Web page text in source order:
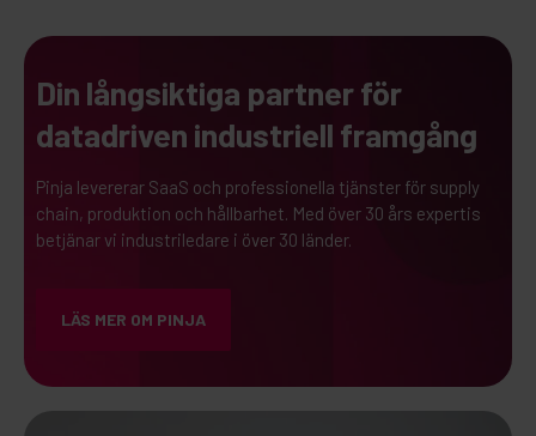
Din långsiktiga partner för
datadriven industriell framgång
Pinja levererar SaaS och professionella tjänster för supply
chain, produktion och hållbarhet. Med över 30 års expertis
betjänar vi industriledare i över 30 länder.
LÄS MER OM PINJA